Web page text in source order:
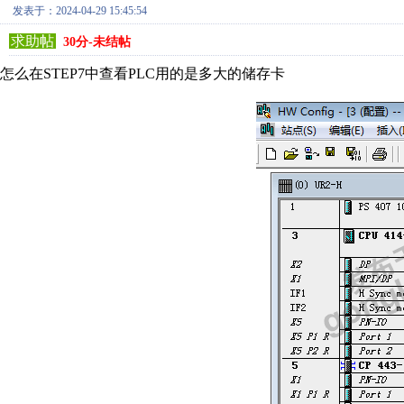
发表于：2024-04-29 15:45:54
求助帖 30分-未结帖
怎么在STEP7中查看PLC用的是多大的储存卡